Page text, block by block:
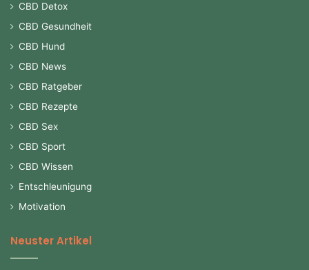
CBD Detox
CBD Gesundheit
CBD Hund
CBD News
CBD Ratgeber
CBD Rezepte
CBD Sex
CBD Sport
CBD Wissen
Entschleunigung
Motivation
Neuster Artikel